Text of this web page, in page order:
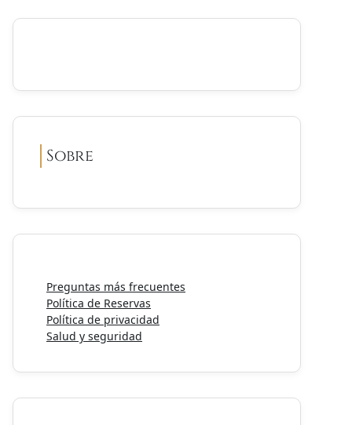
Sobre
Preguntas más frecuentes
Política de Reservas
Política de privacidad
Salud y seguridad